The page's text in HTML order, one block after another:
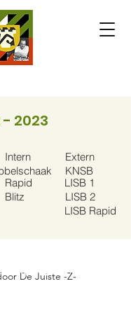
- 2023
Intern
Rapid
Blitz
Extern
KNSB
LISB 2
LISB 1
LISB Rapid
De Juiste -Z-